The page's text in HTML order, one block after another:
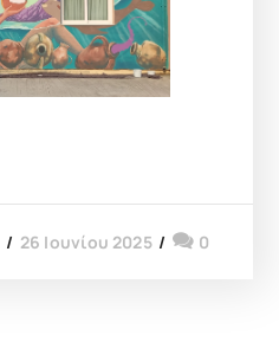
26 Ιουνίου 2025 0